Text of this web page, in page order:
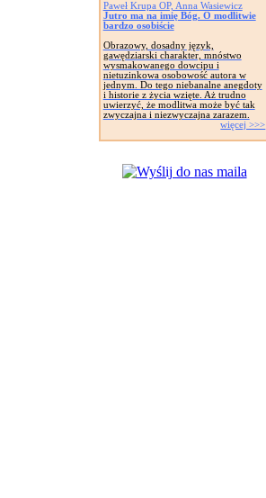
Paweł Krupa OP, Anna Wasiewicz
Jutro ma na imię Bóg. O modlitwie
bardzo osobiście
Obrazowy, dosadny język,
gawędziarski charakter, mnóstwo
wysmakowanego dowcipu i
nietuzinkowa osobowość autora w
jednym. Do tego niebanalne anegdoty
i historie z życia wzięte. Aż trudno
uwierzyć, że modlitwa może być tak
zwyczajna i niezwyczajna zarazem.
więcej >>>